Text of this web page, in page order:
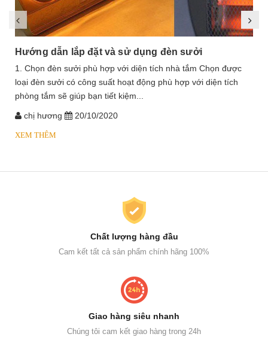
Hướng dẫn lắp đặt và sử dụng đèn sưởi
1. Chọn đèn sưởi phù hợp với diện tích nhà tắm Chọn được
loại đèn sưởi có công suất hoạt động phù hợp với diện tích
phòng tắm sẽ giúp bạn tiết kiệm...
chị hương 20/10/2020
XEM THÊM
Chất lượng hàng đầu
Cam kết tất cả sản phẩm chính hãng 100%
Giao hàng siêu nhanh
Chúng tôi cam kết giao hàng trong 24h